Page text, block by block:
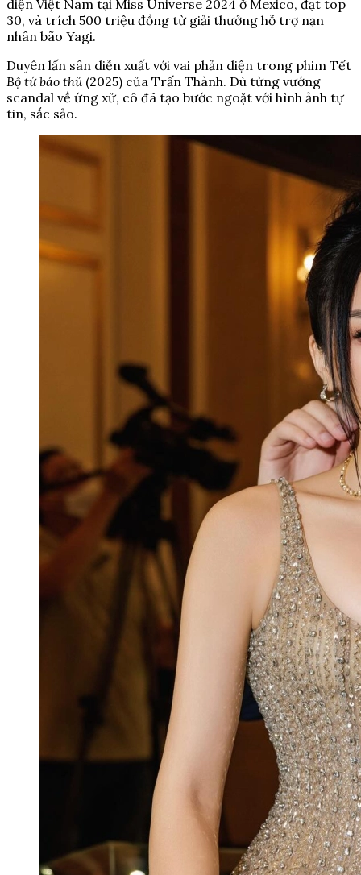
diện Việt Nam tại Miss Universe 2024 ở Mexico, đạt top
30, và trích 500 triệu đồng từ giải thưởng hỗ trợ nạn
nhân bão Yagi.
Duyên lấn sân diễn xuất với vai phản diện trong phim Tết
Bộ tứ báo thủ(2025) của Trấn Thành. Dù từng vướng
scandal về ứng xử, cô đã tạo bước ngoặt với hình ảnh tự
tin, sắc sảo.